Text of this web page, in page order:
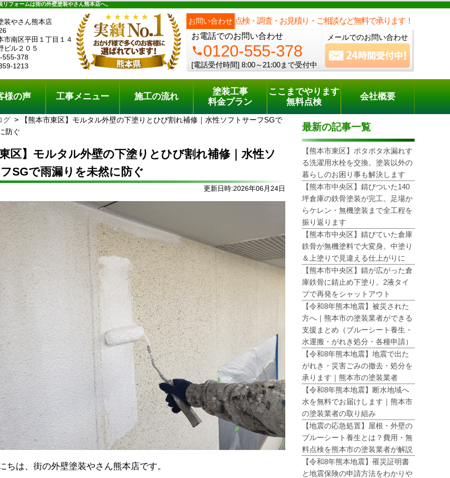
フォームは街の外壁塗装やさん熊本店へ。
装やさん熊本店
市南区平田１丁目１４
ビル２０５
555-378
1213
お問い合わせ 点検・調査・お見積り・ご相談など無料で承ります！
お電話でのお問い合わせ
phone0120-555-378
[電話受付時間] 8:00～21:00まで受付中
メールでのお問い合わせ
料金プラン 無料点検
電話でのご相談 [8:00～21:00まで受付中]
phone0120-555-378
様の声 工事メニュー 施工の流れ
塗装工事
料金プラン
ここまでやります
無料点検
会社概要
グ
【熊本市東区】モルタル外壁の下塗りとひび割れ補修｜水性ソフトサーフSGで
防ぐ
東区】モルタル外壁の下塗りとひび割れ補修｜水性ソ
SGで雨漏りを未然に防ぐ
更新日時:2026年06月24日
ちは、街の外壁塗装やさん熊本店です。
最新の記事一覧
【熊本市東区】ポタポタ水漏れす
る洗濯用水栓を交換。塗装以外の
暮らしのお困り事も解決します
【熊本市中央区】錆びついた140
坪倉庫の鉄骨塗装が完工。足場か
らケレン・無機塗装まで全工程を
振り返ります
【熊本市中央区】錆びていた倉庫
鉄骨が無機塗料で大変身。中塗り
＆上塗りで見違える仕上がりに
【熊本市中央区】錆が広がった倉
庫鉄骨に錆止め下塗り。2液タイ
プで再発をシャットアウト
【令和8年熊本地震】被災された
方へ｜熊本市の塗装業者ができる
支援まとめ（ブルーシート養生・
水運搬・がれき処分・各種申請）
【令和8年熊本地震】地震で出た
がれき・災害ごみの撤去・処分を
承ります｜熊本市の塗装業者
【令和8年熊本地震】断水地域へ
水を無料でお届けします｜熊本市
の塗装業者の取り組み
【地震の応急処置】屋根・外壁の
ブルーシート養生とは？費用・無
料点検を熊本市の塗装業者が解説
【令和8年熊本地震】罹災証明書
と地震保険の申請方法をわかりや